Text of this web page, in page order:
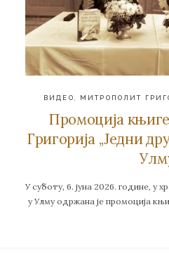
ВИДЕО, МИТРОПОЛИТ
Промоција
Григорија ,,Једни
У суботу, 6. јуна 2026. године, у
у Улму одржана је промоција